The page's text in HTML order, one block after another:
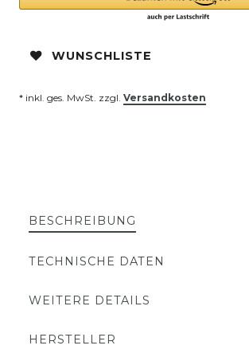
WUNSCHLISTE
* inkl. ges. MwSt. zzgl. Versandkosten
BESCHREIBUNG
TECHNISCHE DATEN
WEITERE DETAILS
HERSTELLER